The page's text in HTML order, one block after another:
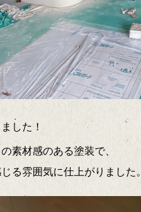
した！
素材感のある塗装で、
る雰囲気に仕上がりました。